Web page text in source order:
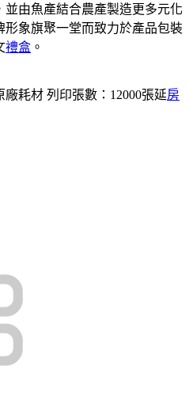
由魚產結合農產製造更多元化
形象旗聚一堂而致力於產品包裝
禮盒 。
耗材 列印張數：12000張延房